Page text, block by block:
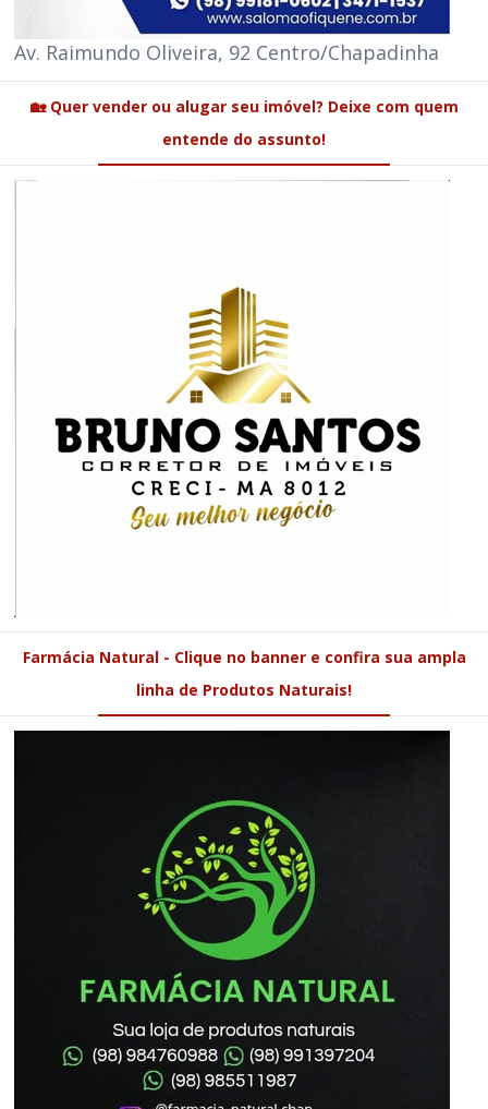
Av. Raimundo Oliveira, 92 Centro/Chapadinha
🏡 Quer vender ou alugar seu imóvel? Deixe com quem
entende do assunto!
Farmácia Natural - Clique no banner e confira sua ampla
linha de Produtos Naturais!